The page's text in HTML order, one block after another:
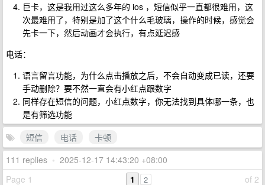
巨卡，这是我用过这么多年的 ios ，短信似乎一直都很难用，这
次最难用了，特别是加了这个什么毛玻璃，操作的时候，感觉会
先卡一下，然后动画才会执行，有点延迟感
电话：
语言留言功能，为什么点击播放之后，不会自动变成已读，还要
手动删除？要不然一直会有小红点跟数字
同样存在短信的问题，小红点数字，你无法找到具体哪一条，也
是有筛选功能
短信
电话
卡顿
111 replies • 2025-12-17 14:43:20 +08:00
Page 1
of 2
1 2